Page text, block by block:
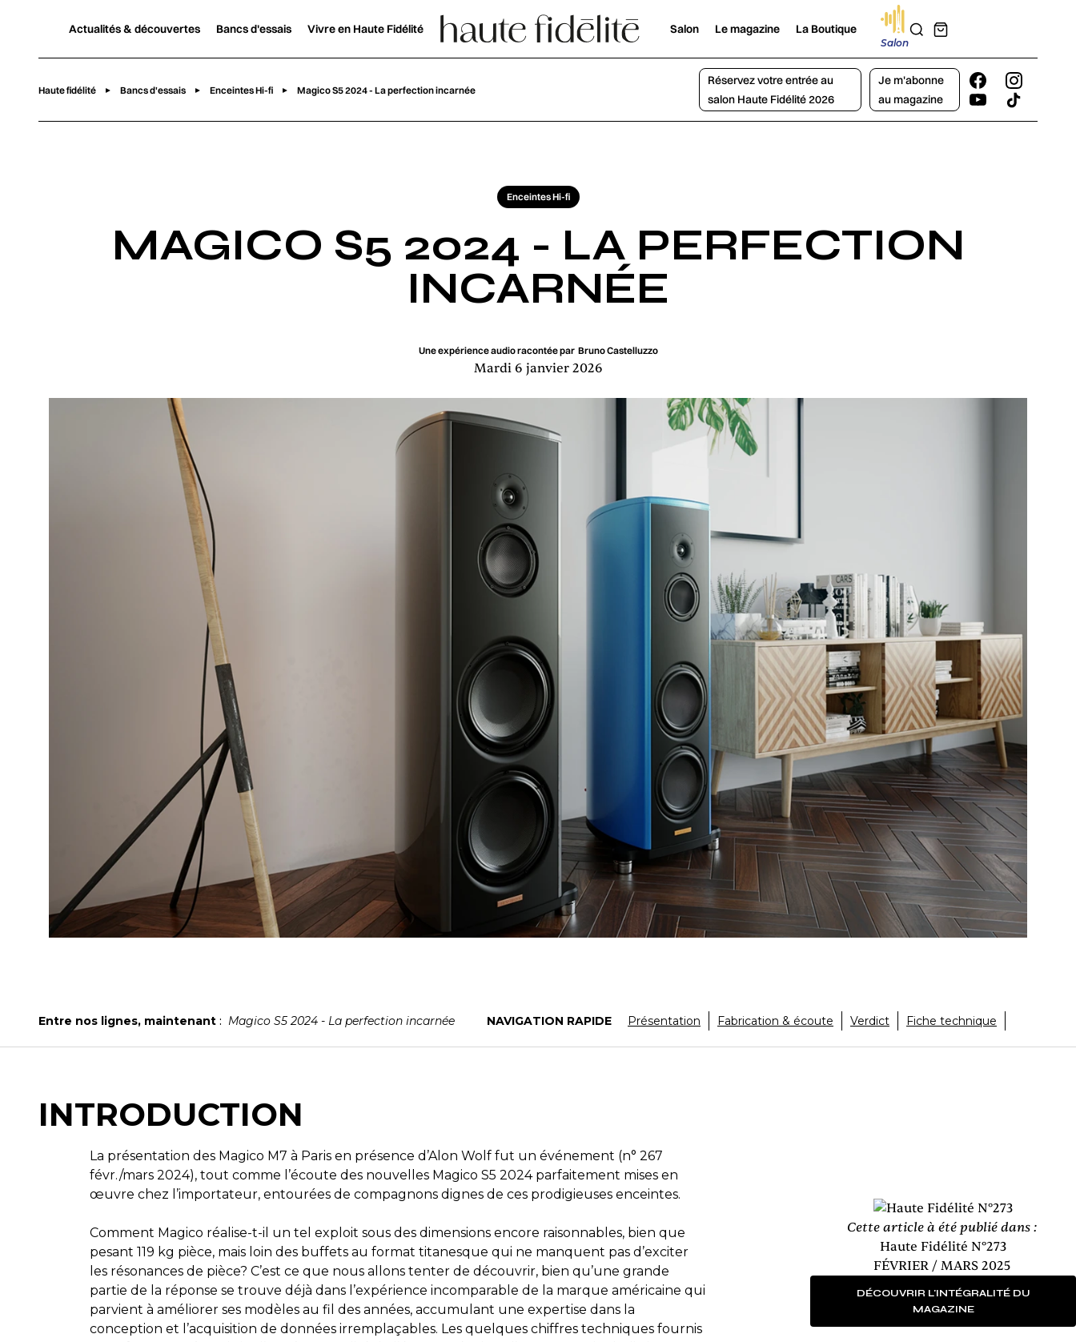
Actualités & découvertes Bancs d'essais Vivre en Haute Fidélité Salon Le magazine La Boutique
Salon
Haute fidélité Bancs d'essais Enceintes Hi-fi Magico S5 2024 - La perfection incarnée
Réservez votre entrée au
salon Haute Fidélité 2026
Je m'abonne
au magazine
Enceintes Hi-fi
MAGICO S5 2024 - LA PERFECTION
INCARNÉE
Une expérience audio racontée par Bruno Castelluzzo
Mardi 6 janvier 2026
Entre nos lignes, maintenant : Magico S5 2024 - La perfection incarnée NAVIGATION RAPIDE Présentation Fabrication & écoute Verdict Fiche technique
INTRODUCTION
La présentation des Magico M7 à Paris en présence d’Alon Wolf fut un événement (n° 267
févr./mars 2024), tout comme l’écoute des nouvelles Magico S5 2024 parfaitement mises en
œuvre chez l’importateur, entourées de compagnons dignes de ces prodigieuses enceintes.
Comment Magico réalise-t-il un tel exploit sous des dimensions encore raisonnables, bien que
pesant 119 kg pièce, mais loin des buffets au format titanesque qui ne manquent pas d’exciter
les résonances de pièce? C’est ce que nous allons tenter de découvrir, bien qu’une grande
partie de la réponse se trouve déjà dans l’expérience incomparable de la marque américaine qui
parvient à améliorer ses modèles au fil des années, accumulant une expertise dans la
conception et l’acquisition de données irremplaçables. Les quelques chiffres techniques fournis
Cette article à été publié dans :
Haute Fidélité N°273
FÉVRIER / MARS 2025
DÉCOUVRIR L'INTÉGRALITÉ DU
MAGAZINE